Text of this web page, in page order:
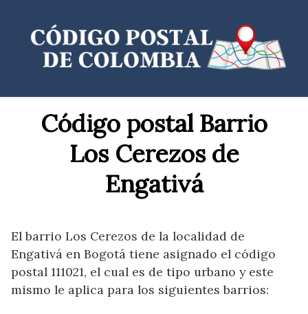
contenido
Código postal Barrio
Los Cerezos de
Engativá
El barrio Los Cerezos de la localidad de
Engativá en Bogotá tiene asignado el código
postal 111021, el cual es de tipo urbano y este
mismo le aplica para los siguientes barrios: